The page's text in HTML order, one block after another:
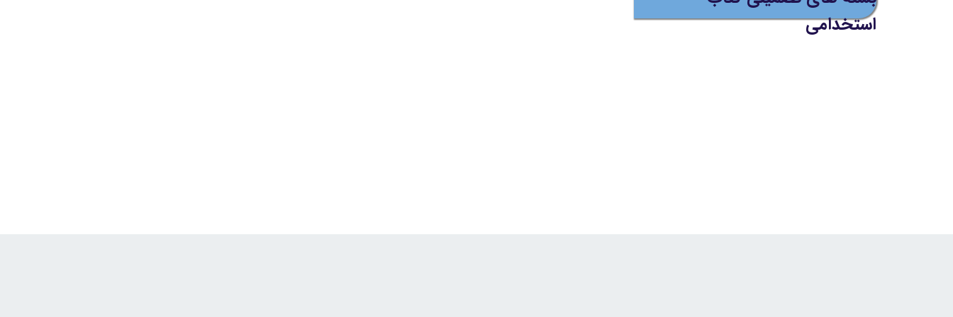
استخدامی